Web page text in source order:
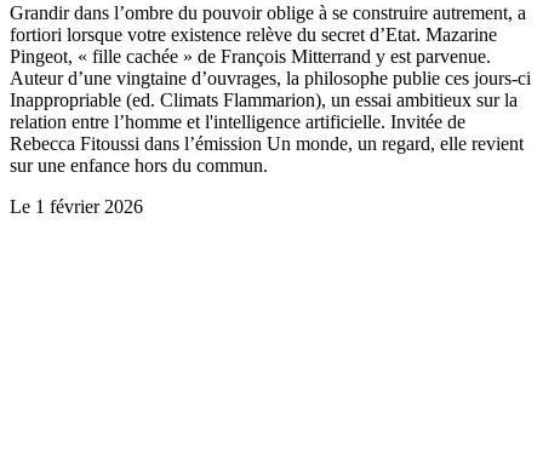
Grandir dans l’ombre du pouvoir oblige à se construire autrement, a
fortiori lorsque votre existence relève du secret d’Etat. Mazarine
Pingeot, « fille cachée » de François Mitterrand y est parvenue.
Auteur d’une vingtaine d’ouvrages, la philosophe publie ces jours-ci
Inappropriable (ed. Climats Flammarion), un essai ambitieux sur la
relation entre l’homme et l'intelligence artificielle. Invitée de
Rebecca Fitoussi dans l’émission Un monde, un regard, elle revient
sur une enfance hors du commun.
Le 1 février 2026